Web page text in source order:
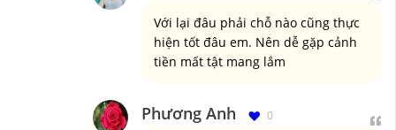
Với lại đâu phải chỗ nào cũng thực
hiện tốt đâu em. Nên dễ gặp cảnh
tiền mất tật mang lắm
Phương Anh 0